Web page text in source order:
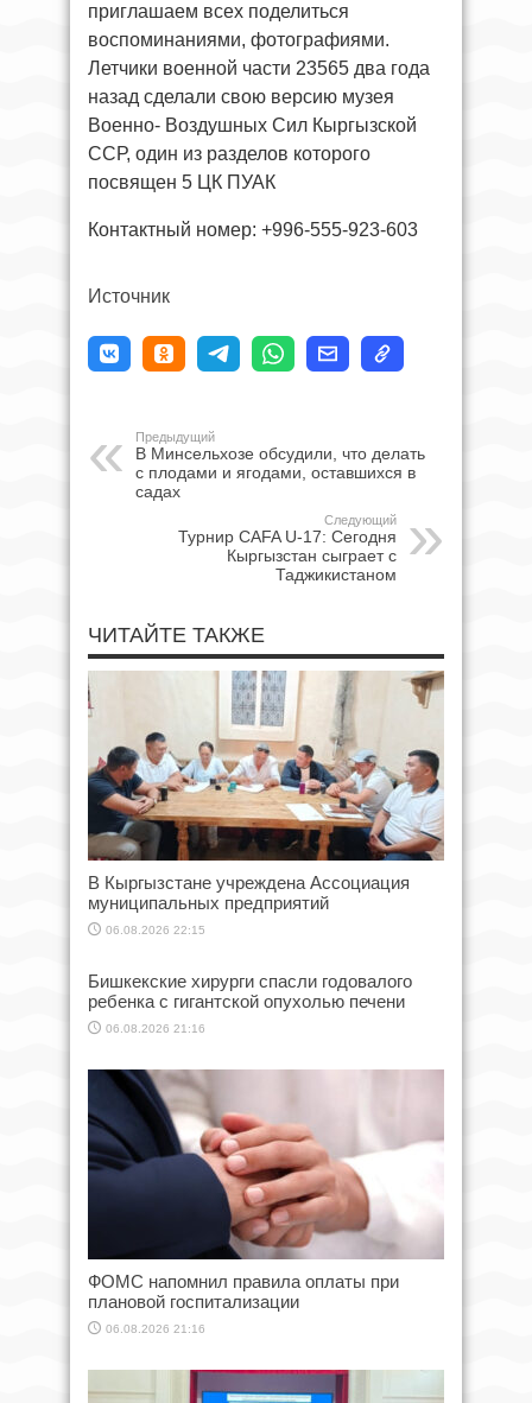
приглашаем всех поделиться
воспоминаниями, фотографиями.
Летчики военной части 23565 два года
назад сделали свою версию музея
Военно- Воздушных Сил Кыргызской
ССР, один из разделов которого
посвящен 5 ЦК ПУАК
Контактный номер: +996-555-923-603
Источник
Предыдущий
В Минсельхозе обсудили, что делать
с плодами и ягодами, оставшихся в
садах
Следующий
Турнир CAFA U-17: Сегодня
Кыргызстан сыграет с
Таджикистаном
ЧИТАЙТЕ ТАКЖЕ
В Кыргызстане учреждена Ассоциация
муниципальных предприятий
06.08.2026 22:15
Бишкекские хирурги спасли годовалого
ребенка с гигантской опухолью печени
06.08.2026 21:16
ФОМС напомнил правила оплаты при
плановой госпитализации
06.08.2026 21:16